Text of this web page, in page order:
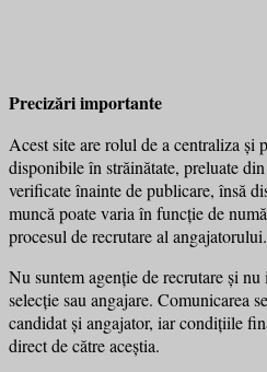
Precizări importante
Acest site are rolul de a centraliza și
disponibile în străinătate, preluate
verificate înainte de publicare, însă
muncă poate varia în funcție de
procesul de recrutare al angajatorului.
Nu suntem agenție de recrutare și
selecție sau angajare. Comunicarea
candidat și angajator, iar condițiile
direct de către aceștia.